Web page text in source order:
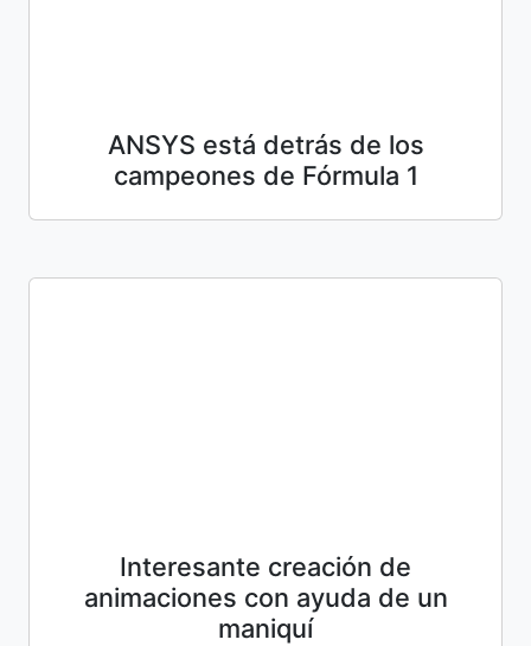
ANSYS está detrás de los
campeones de Fórmula 1
Interesante creación de
animaciones con ayuda de un
maniquí